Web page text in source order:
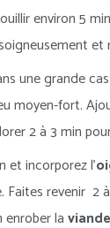
environ 5
et
une grande
moyen-fort.
2 à 3 min
et incorporez l’
revenir 2
laviande